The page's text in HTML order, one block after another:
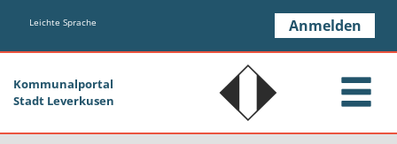
Zum Hauptinhalt springen
Leichte Sprache Anmelden
Kommunalportal
Stadt Leverkusen